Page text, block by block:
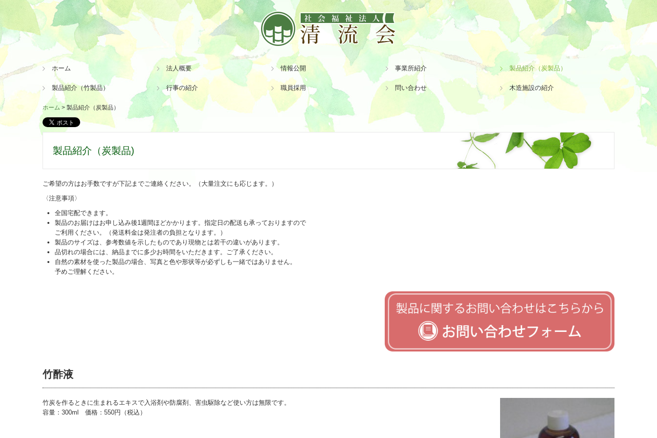
ホーム 法人概要 情報公開 事業所紹介
事業所 白川町
事業所 八百津町
事業所 美濃加茂市
製品紹介（炭製品）
製品紹介（竹製品） 行事の紹介 職員採用
募集要項 生活支援員【正職員】
募集要項 看護師【正職員】
募集要項 調理員【正職員】
募集要項 運転手【契約職員】
問い合わせ 木造施設の紹介
ホーム 製品紹介（炭製品）
製品紹介（炭製品)
ご希望の方はお手数ですが下記までご連絡ください。（大量注文にも応じます。）
〈注意事項〉
全国宅配できます。
製品のお届けはお申し込み後1週間ほどかかります。指定日の配送も承っておりますので
ご利用ください。（発送料金は発注者の負担となります。）
製品のサイズは、参考数値を示したものであり現物とは若干の違いがあります。
品切れの場合には、納品までに多少お時間をいただきます。ご了承ください。
自然の素材を使った製品の場合、写真と色や形状等が必ずしも一緒ではありません。
予めご理解ください。
竹酢液
竹炭を作るときに生まれるエキスで入浴剤や防腐剤、害虫駆除など使い方は無限です。
容量：300ml 価格：550円（税込）